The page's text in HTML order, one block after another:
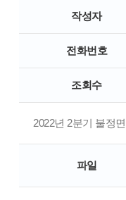
작성자
전화번호
조회수
2022년 2분기 불정
파일